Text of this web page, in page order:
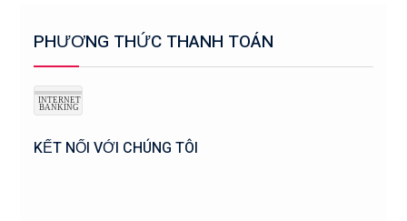
PHƯƠNG THỨC THANH TOÁN
KẾT NỐI VỚI CHÚNG TÔI